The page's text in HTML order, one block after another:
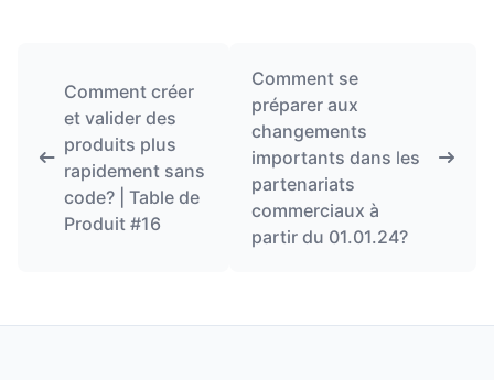
Comment créer
et valider des
produits plus
rapidement sans
code? | Table de
Produit #16
Comment se
préparer aux
changements
importants dans les
partenariats
commerciaux à
partir du 01.01.24?